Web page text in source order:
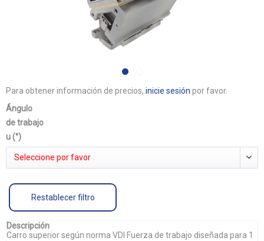
Para obtener información de precios, inicie sesión por favor.
Ángulo
de trabajo
u (°)
Seleccione por favor
Restablecer filtro
Descripción
Carro superior según norma VDI Fuerza de trabajo diseñada para 1